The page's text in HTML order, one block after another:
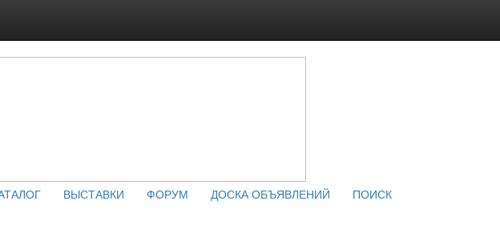
ВЫСТАВКИ ФОРУМ ДОСКА ОБЪЯВЛЕНИЙ
ПОИСК